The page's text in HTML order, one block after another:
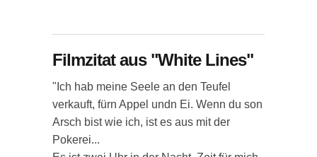
Filmzitat aus "White Lines"
"Ich hab meine Seele an den Teufel
verkauft, fürn Appel undn Ei. Wenn du son
Arsch bist wie ich, ist es aus mit der
Pokerei...